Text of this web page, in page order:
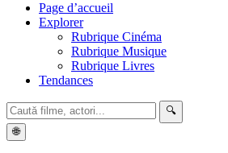
Page d’accueil
Explorer
Rubrique Cinéma
Rubrique Musique
Rubrique Livres
Tendances
🔍
🌐